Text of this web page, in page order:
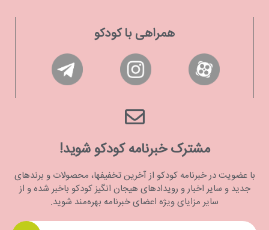
همراهی با کودکو
مشترک خبرنامه کودکو شوید!
با عضویت در خبرنامه کودکو از آخرین تخفیفها، محصولات و برندهای
جدید و سایر اخبار و رویدادهای هیجان انگیز کودکو باخبر شده و از
سایر مزایای ویژه اعضای خبرنامه بهره‌مند شوید.